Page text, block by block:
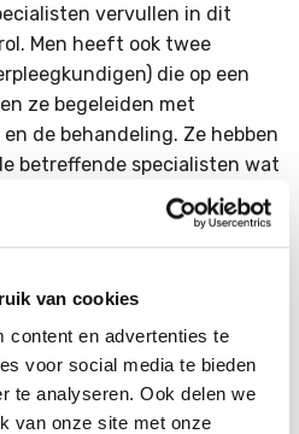
van cookies
content en advertenties te
voor social media te bieden
te analyseren. Ook delen we
van onze site met onze
vervullen in dit
Men heeft ook twee
die op een
ze begeleiden met
de behandeling. Ze hebben
betreffende specialisten wat
zijn of haar arts en expertise
Uit een recent gehouden
deze dienstverlening
is verlengd en geen
blij met ze zijn!